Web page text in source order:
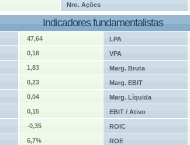
Nro. Ações
Indicadores fundamentalistas
47,64 LPA
0,18 VPA
1,83 Marg. Bruta
0,23 Marg. EBIT
0,04 Marg. Líquida
0,15 EBIT / Ativo
-0,35 ROIC
6,7% ROE